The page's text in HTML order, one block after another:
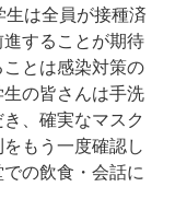
は全員が接種済
することが期待
とは感染対策の
の皆さんは手洗
、確実なマスク
もう一度確認し
の飲食・会話に